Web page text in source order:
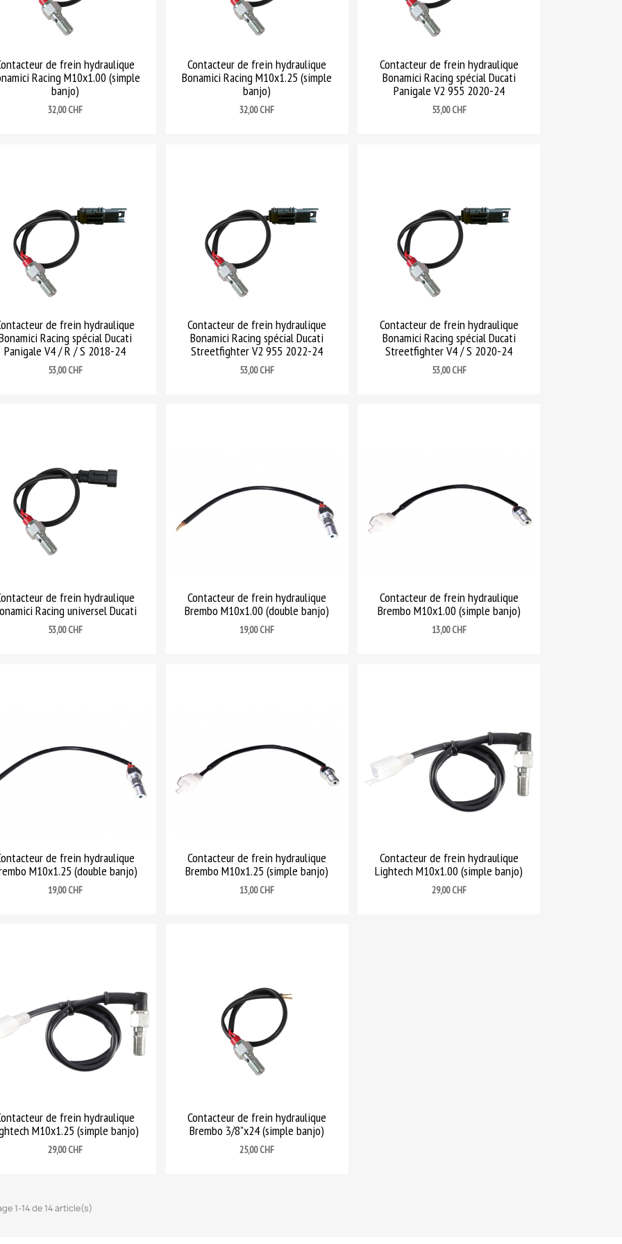
de frein hydraulique
Racing M10x1.00 (simple
banjo)
Prix
32,00 CHF
Contacteur de frein hydraulique
Bonamici Racing M10x1.25 (simple
banjo)
Prix
32,00 CHF
Contacteur de frein hydraulique
Bonamici Racing spécial Ducati
Panigale V2 955 2020-24
Prix
53,00 CHF
de frein hydraulique
Racing spécial Ducati
Panigale V4 / R / S 2018-24
Prix
53,00 CHF
Contacteur de frein hydraulique
Bonamici Racing spécial Ducati
Streetfighter V2 955 2022-24
Prix
53,00 CHF
Contacteur de frein hydraulique
Bonamici Racing spécial Ducati
Streetfighter V4 / S 2020-24
Prix
53,00 CHF
de frein hydraulique
Racing universel Ducati
Prix
53,00 CHF
Contacteur de frein hydraulique
Brembo M10x1.00 (double banjo)
Prix
19,00 CHF
Contacteur de frein hydraulique
Brembo M10x1.00 (simple banjo)
Prix
13,00 CHF
de frein hydraulique
M10x1.25 (double banjo)
Prix
19,00 CHF
Contacteur de frein hydraulique
Brembo M10x1.25 (simple banjo)
Prix
13,00 CHF
Contacteur de frein hydraulique
Lightech M10x1.00 (simple banjo)
Prix
29,00 CHF
de frein hydraulique
M10x1.25 (simple banjo)
Prix
29,00 CHF
Contacteur de frein hydraulique
Brembo 3/8"x24 (simple banjo)
Prix
25,00 CHF
1-14 de 14 article(s)